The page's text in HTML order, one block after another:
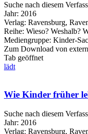
Suche nach diesem
Jahr: 2016
Verlag: Ravensburg,
Reihe: Wieso? Weshalb?
Mediengruppe: Kinder-
Zum Download von
Tab geöffnet
lädt
Wie Kinder früher
Suche nach diesem
Jahr: 2016
Verlag: Ravensburg,